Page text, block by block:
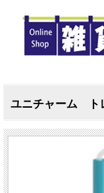
ユニチャーム ト